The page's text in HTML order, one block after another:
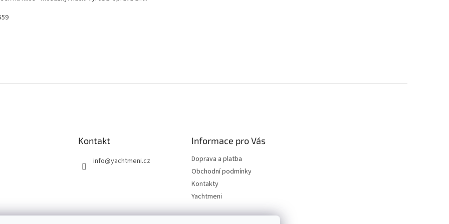
Kontakt
info@yachtmeni.cz
Informace pro Vás
Doprava a platba
Obchodní podmínky
Kontakty
Yachtmeni